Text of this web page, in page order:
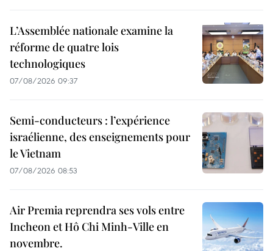
L’Assemblée nationale examine la
réforme de quatre lois
technologiques
07/08/2026 09:37
Semi-conducteurs : l’expérience
israélienne, des enseignements pour
le Vietnam
07/08/2026 08:53
Air Premia reprendra ses vols entre
Incheon et Hô Chi Minh-Ville en
novembre.